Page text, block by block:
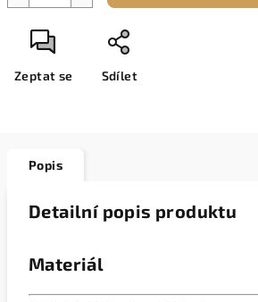
Zeptat se Sdílet
Popis
Detailní popis produktu
Materiál